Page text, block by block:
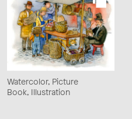
Watercolor, Picture
Book, Illustration